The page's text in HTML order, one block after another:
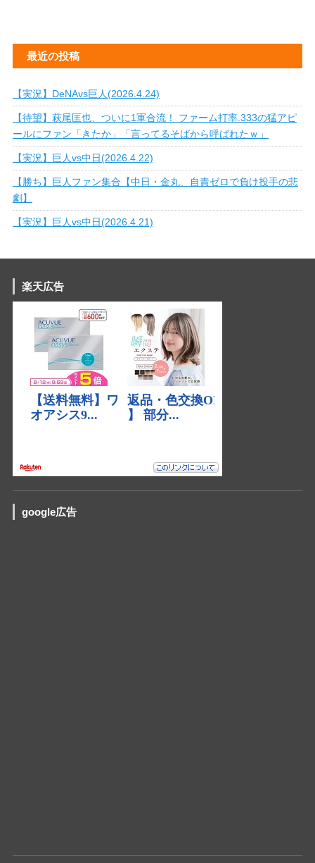
最近の投稿
【実況】DeNAvs巨人(2026.4.24)
【待望】萩尾匡也、ついに1軍合流！ ファーム打率.333の猛アピ
ールにファン「きたか」「言ってるそばから呼ばれたｗ」
【実況】巨人vs中日(2026.4.22)
【勝ち】巨人ファン集合【中日・金丸、自責ゼロで負け投手の悲
劇】
【実況】巨人vs中日(2026.4.21)
楽天広告
google広告